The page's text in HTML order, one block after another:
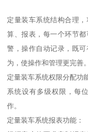
定量装车系统结构合理
算、报表，每一个环节
警，操作自动记录，既
为，使操作和管理更完善。
定量装车系统权限分配功
系统设有多级权限，每
作。
定量装车系统报表功能：